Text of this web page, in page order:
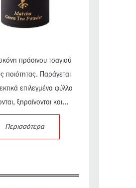
πράσινου τσαγιού
ποιότητας. Παράγεται
επιλεγμένα φύλλα
ξηραίνονται και...
Περισσότερα